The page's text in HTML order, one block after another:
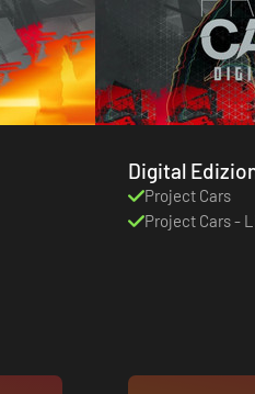
Project Cars
Project Cars -